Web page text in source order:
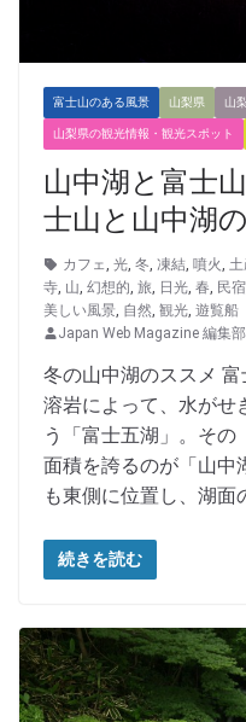
富士山のある風景 山梨県 山
山梨県の観光情報・観光スポット
山中湖と富士
士山と山中湖
カフェ 光 冬 凍結 噴火
寺 山 幻想的 旅 日光 春 民宿
美しい風景 自然 観光 遊覧船
Japan Web Magazine 編集部
冬の山中湖のススメ
溶岩によって、水がせ
う「富士五湖」。そ
面積を誇るのが「山中
も東側に位置し、湖面
続きを読む